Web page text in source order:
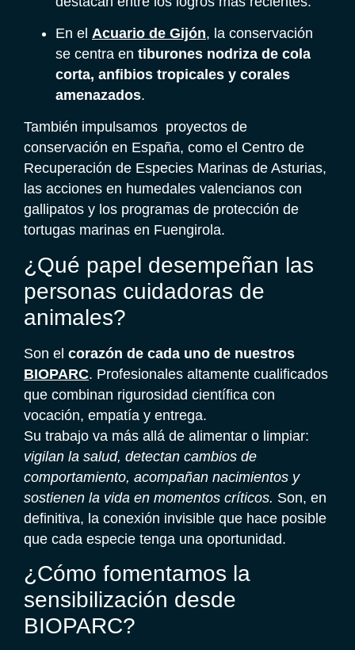
En el Acuario de Gijón, la conservación
se centra en tiburones nodriza de cola
corta, anfibios tropicales y corales
amenazados.
También impulsamos proyectos de
conservación en España, como el Centro de
Recuperación de Especies Marinas de Asturias,
las acciones en humedales valencianos con
gallipatos y los programas de protección de
tortugas marinas en Fuengirola.
¿Qué papel desempeñan las
personas cuidadoras de
animales?
Son el corazón de cada uno de nuestros
BIOPARC. Profesionales altamente cualificados
que combinan rigurosidad científica con
vocación, empatía y entrega.
Su trabajo va más allá de alimentar o limpiar:
vigilan la salud, detectan cambios de
comportamiento, acompañan nacimientos y
sostienen la vida en momentos críticos. Son, en
definitiva, la conexión invisible que hace posible
que cada especie tenga una oportunidad.
¿Cómo fomentamos la
sensibilización desde
BIOPARC?